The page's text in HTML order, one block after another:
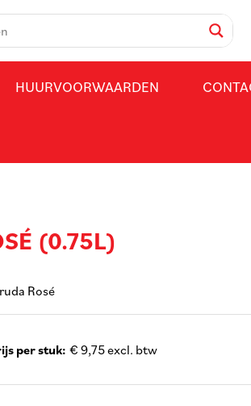
HUURVOORWAARDEN
(0.75L)
Rosé
per stuk: € 9,75 excl. btw